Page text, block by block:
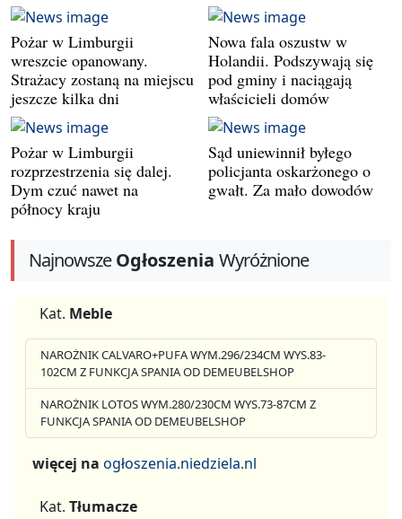
Pożar w Limburgii
wreszcie opanowany.
Strażacy zostaną na miejscu
jeszcze kilka dni
Nowa fala oszustw w
Holandii. Podszywają się
pod gminy i naciągają
właścicieli domów
Pożar w Limburgii
rozprzestrzenia się dalej.
Dym czuć nawet na
północy kraju
Sąd uniewinnił byłego
policjanta oskarżonego o
gwałt. Za mało dowodów
NajnowszeOgłoszenia Wyróżnione
Kat. Meble
NAROŻNIK CALVARO+PUFA WYM.296/234CM WYS.83-
102CM Z FUNKCJA SPANIA OD DEMEUBELSHOP
NAROŻNIK LOTOS WYM.280/230CM WYS.73-87CM Z
FUNKCJA SPANIA OD DEMEUBELSHOP
więcej na ogłoszenia.niedziela.nl
Kat. Tłumacze